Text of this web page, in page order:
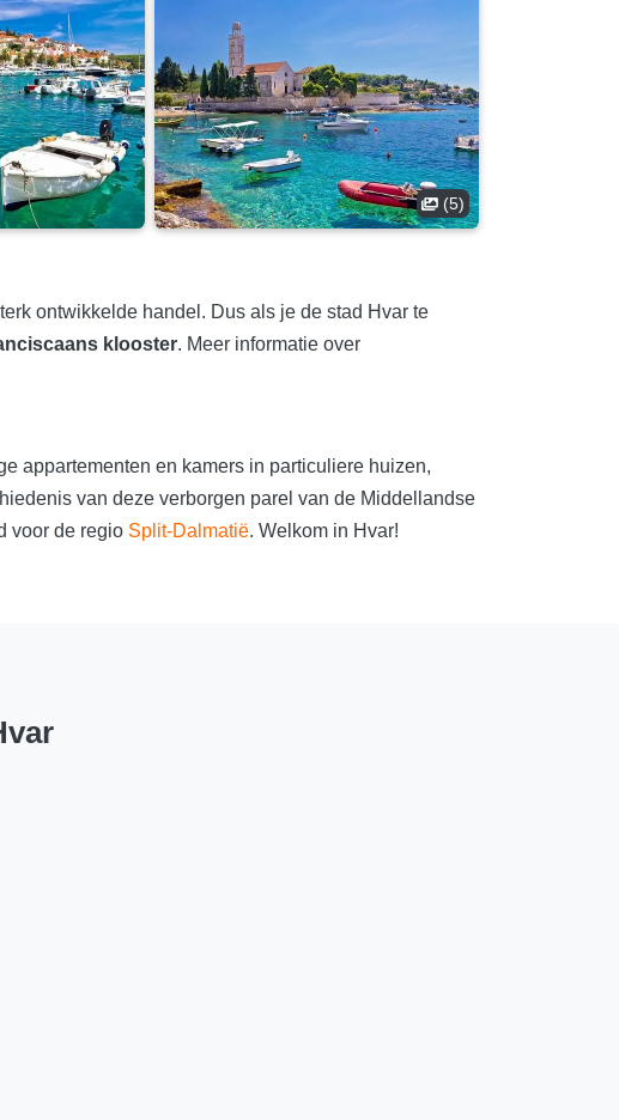
(5)
ontwikkelde handel. Dus als je de stad Hvar te
klooster. Meer informatie over
appartementen en kamers in particuliere huizen,
van deze verborgen parel van de Middellandse
voor de regio Split-Dalmatië. Welkom in Hvar!